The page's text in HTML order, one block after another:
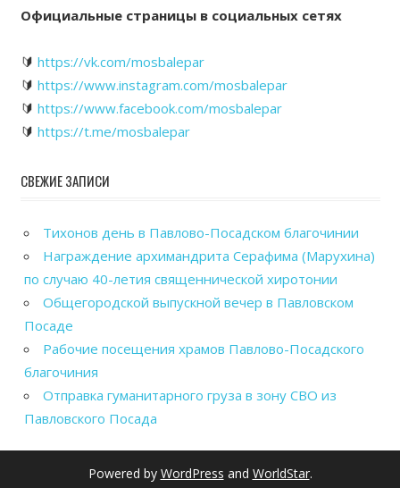
Официальные страницы в социальных сетях
🔰 https://vk.com/mosbalepar
🔰 https://www.instagram.com/mosbalepar
🔰 https://www.facebook.com/mosbalepar
🔰 https://t.me/mosbalepar
СВЕЖИЕ ЗАПИСИ
Тихонов день в Павлово-Посадском благочинии
Награждение архимандрита Серафима (Марухина)
по случаю 40-летия священнической хиротонии
Общегородской выпускной вечер в Павловском
Посаде
Рабочие посещения храмов Павлово-Посадского
благочиния
Отправка гуманитарного груза в зону СВО из
Павловского Посада
Powered by WordPress and WorldStar.